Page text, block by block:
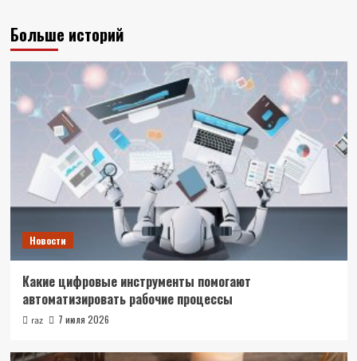
Больше историй
Новости
Какие цифровые инструменты помогают
автоматизировать рабочие процессы
raz 7 июля 2026